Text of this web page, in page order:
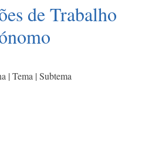
de Trabalho
| Tema | Subtema